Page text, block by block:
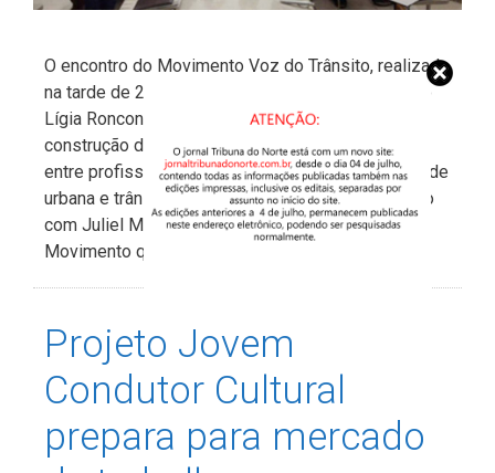
O encontro do Movimento Voz do Trânsito, realizado
na tarde de 24 de setembro no Centro Terapêutico
Lígia Ronconi, discutiu as possibilidades de
construção de espaços de diálogo e interlocução
entre profissionais que atuam na área de mobilidade
urbana e trânsito em Pindamonhangaba. De acordo
com Juliel Modesto, um dos membros do
Movimento que organizou …
Projeto Jovem
Condutor Cultural
prepara para mercado